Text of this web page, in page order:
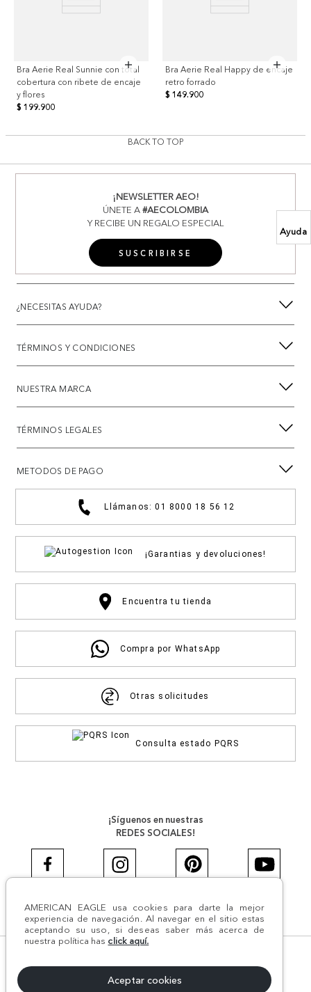
Ayuda
AMERICAN EAGLE usa cookies para darte la mejor
experiencia de navegación. Al navegar en el sitio estas
aceptando su uso, si deseas saber más acerca de
nuestra política has click aquí.
Aceptar cookies
Bra Aerie Real Sunnie con total
cobertura con ribete de encaje
y flores
$ 199.900
Bra Aerie Real Happy de encaje
retro forrado
$ 149.900
BACK TO TOP
¡NEWSLETTER AEO!
ÚNETE A#AECOLOMBIA
Y RECIBE UN REGALO ESPECIAL
SUSCRIBIRSE
¿NECESITAS AYUDA?
TÉRMINOS Y CONDICIONES
NUESTRA MARCA
TÉRMINOS LEGALES
METODOS DE PAGO
Llámanos: 01 8000 18 56 12
¡Garantias y devoluciones!
Encuentra tu tienda
Compra por WhatsApp
Otras solicitudes
Consulta estado PQRS
¡Síguenos en nuestras
REDES SOCIALES!
#AEJEANS #AerieREALCOL
NIT:800.069.933-6 | CII 14 #52A - 370 | Medellín, Colombia